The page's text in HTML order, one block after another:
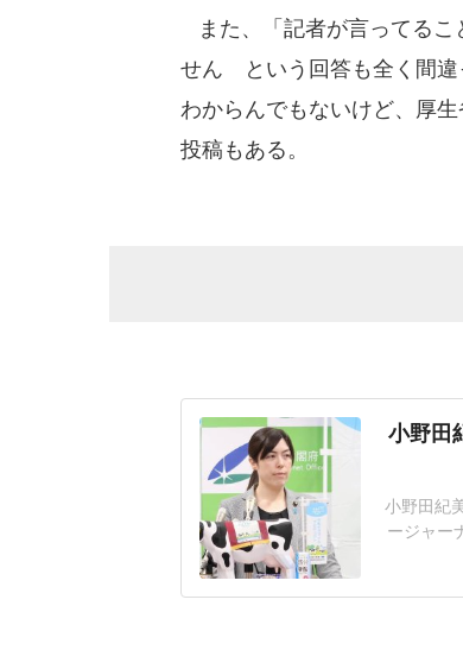
また、「記者が言ってる
せん という回答も全く間違
わからんでもないけど、厚
投稿もある。
小野田
小野田紀
ージャー
国では
忠告す